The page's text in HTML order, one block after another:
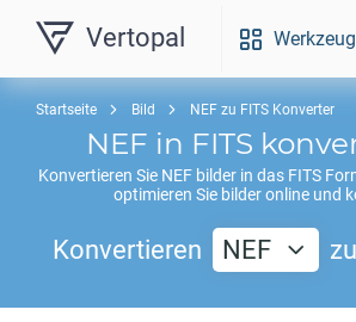
Vertopal
Startseite Bild NEF zu FITS Konverter
NEF in FITS
Konvertieren Sie NEFbilder in das FITS
optimieren Sie bilder online und
Konvertieren NEF zu